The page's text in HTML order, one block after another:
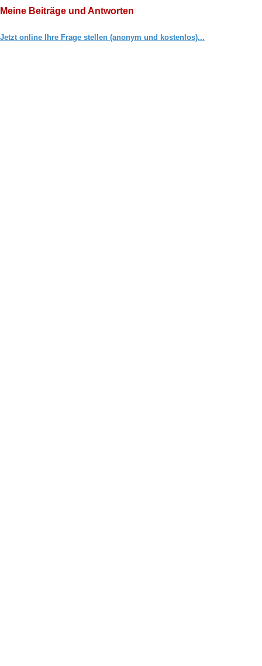
Meine Beiträge und Antworten
Jetzt online Ihre Frage stellen (anonym und kostenlos)...